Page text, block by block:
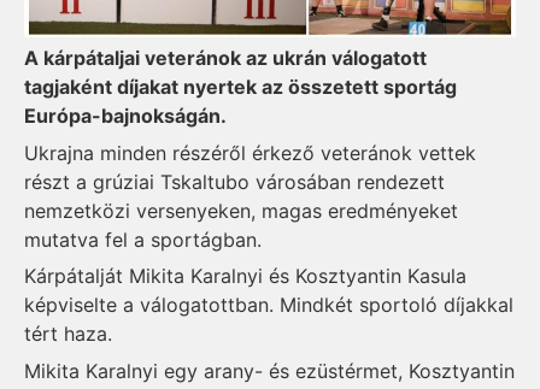
A kárpátaljai veteránok az ukrán válogatott
tagjaként díjakat nyertek az összetett sportág
Európa-bajnokságán.
Ukrajna minden részéről érkező veteránok vettek
részt a grúziai Tskaltubo városában rendezett
nemzetközi versenyeken, magas eredményeket
mutatva fel a sportágban.
Kárpátalját Mikita Karalnyi és Kosztyantin Kasula
képviselte a válogatottban. Mindkét sportoló díjakkal
tért haza.
Mikita Karalnyi egy arany- és ezüstérmet, Kosztyantin